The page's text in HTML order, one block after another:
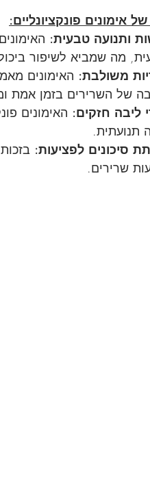
אימונים פונקציונליים:
ותנועה טבעית:
מה שמביא לשיפור
משולבת: האימונים
של השרירים בזמן אמת
ליבה חזקים: האימונים
תנועתית.
סיכונים לפציעות:
שרירים.